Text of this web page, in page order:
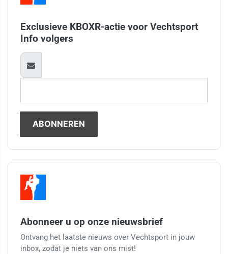
Exclusieve KBOXR-actie voor Vechtsport
Info volgers
Abonneer u op onze nieuwsbrief
Ontvang het laatste nieuws over Vechtsport in jouw
inbox, zodat je niets van ons mist!